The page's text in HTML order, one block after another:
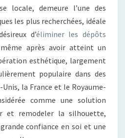
locale, demeure l’une des
les plus recherchées, idéale
d’éliminer les dépôts
après avoir atteint un
esthétique, largement
populaire dans des
la France et le Royaume-
comme une solution
et remodeler la silhouette,
confiance en soi et une